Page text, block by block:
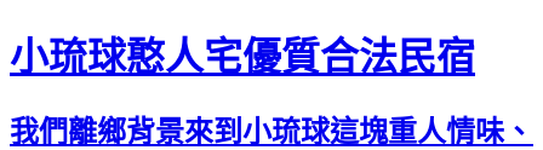
小琉球憨人宅優質合法民宿
我們離鄉背景來到小琉球這塊重人情味、